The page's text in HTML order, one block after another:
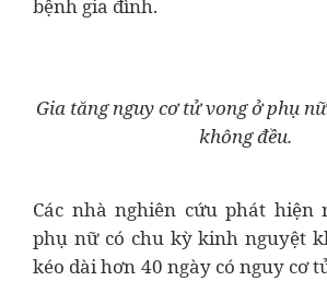
bệnh gia đình.
Gia tăng nguy cơ tử vong ở phụ
không đều.
Các nhà nghiên cứu phát hiện
phụ nữ có chu kỳ kinh nguyệt
kéo dài hơn 40 ngày có nguy cơ